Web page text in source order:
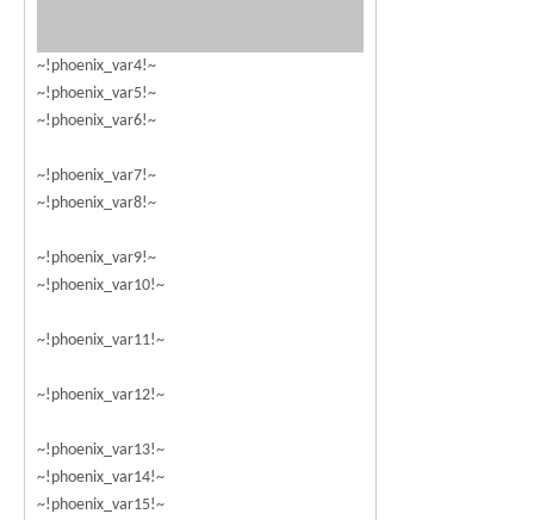
~!phoenix_var4!~
~!phoenix_var5!~
~!phoenix_var6!~
~!phoenix_var7!~
~!phoenix_var8!~
~!phoenix_var9!~
~!phoenix_var10!~
~!phoenix_var11!~
~!phoenix_var12!~
~!phoenix_var13!~
~!phoenix_var14!~
~!phoenix_var15!~